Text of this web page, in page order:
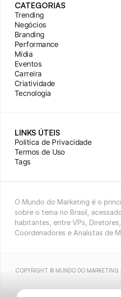
CATEGORIAS
Trending
Negócios
Branding
Performance
Mídia
Eventos
Carreira
Criatividade
Tecnologia
LINKS ÚTEIS
Política de Privacidade
Termos de Uso
Tags
O Mundo do Marketing é o
sobre o tema no Brasil,
habitantes, entre VPs, Diretores,
Coordenadores e Analistas de
COPYRIGHT © MUNDO DO MARKETING